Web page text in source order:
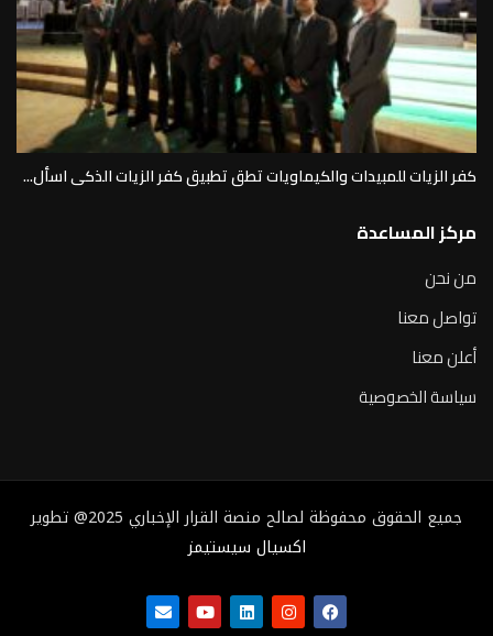
كفر الزيات للمبيدات والكيماويات تطق تطبيق كفر الزيات الذكى اسأل...
مركز المساعدة
من نحن
تواصل معنا
أعلن معنا
سياسة الخصوصية
جميع الحقوق محفوظة لصالح منصة القرار الإخباري 2025@ تطوير
اكسيال سيستيمز